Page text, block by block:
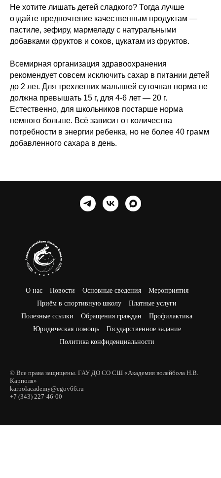
Не хотите лишать детей сладкого? Тогда лучше
отдайте предпочтение качественным продуктам —
пастиле, зефиру, мармеладу с натуральными
добавками фруктов и соков, цукатам из фруктов.
Всемирная организация здравоохранения
рекомендует совсем исключить сахар в питании детей
до 2 лет. Для трехлетних малышей суточная норма не
должна превышать 15 г, для 4-6 лет — 20 г.
Естественно, для школьников постарше норма
немного больше. Всё зависит от количества
потребности в энергии ребенка, но не более 40 грамм
добавленного сахара в день.
О нас Новости Основные сведения
Мероприятия
Приём в спортивную школу
Платные услуги
Полезные ссылки
Обращения граждан
Профилактика
Юридическая помощь
Государственное задание
Политика конфиденциальности
© Все права защищены. ГАУ ДО СО СШ «Академия волейбола Н.В.
Карполя»
karpolacademy@egov66.ru
+7 (343) 227-46-00